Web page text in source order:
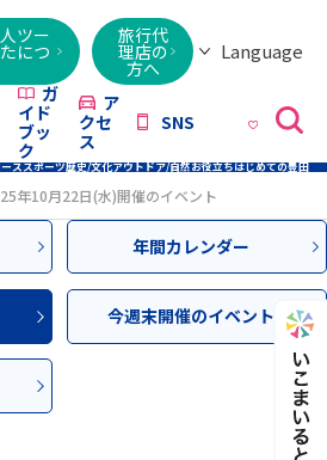
ツー
につ
旅行代
理店の
方へ
Language
Việt
ガ
イド
ブッ
ク
ア
クセ
ス
SNS
ススポーツ歴史/文化アウトドア/自然お役立ちはじめての豊田
年10月22日(水)開催のイベント
年間カレンダー
今週末開催のイベント